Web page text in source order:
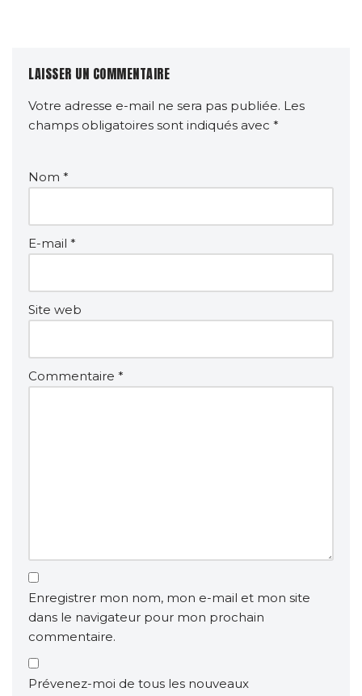
LAISSER UN COMMENTAIRE
Votre adresse e-mail ne sera pas publiée. Les
champs obligatoires sont indiqués avec *
Nom *
E-mail *
Site web
Commentaire *
Enregistrer mon nom, mon e-mail et mon site
dans le navigateur pour mon prochain
commentaire.
Prévenez-moi de tous les nouveaux